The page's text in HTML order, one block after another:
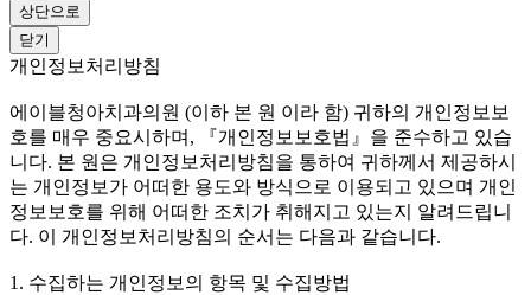
상단으로
닫기
개인정보처리방침
에이블청아치과의원 (이하 본 원 이라 함) 귀하의 개인정보보
호를 매우 중요시하며, 『개인정보보호법』을 준수하고 있습
니다. 본 원은 개인정보처리방침을 통하여 귀하께서 제공하시
는 개인정보가 어떠한 용도와 방식으로 이용되고 있으며 개인
정보보호를 위해 어떠한 조치가 취해지고 있는지 알려드립니
다. 이 개인정보처리방침의 순서는 다음과 같습니다.
1. 수집하는 개인정보의 항목 및 수집방법